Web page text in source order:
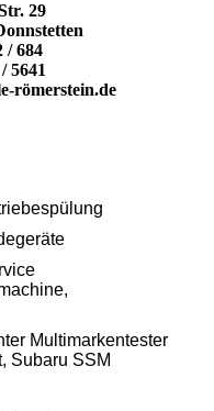
29
/ 684
5641
römerstein.de
Multimarkentester
Subaru SSM